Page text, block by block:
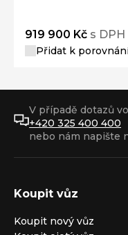
919 900 Kč s DPH
Přidat k
V případě dotazů
+420 325 400 400
nebo nám napište
Koupit vůz
Koupit nový vůz